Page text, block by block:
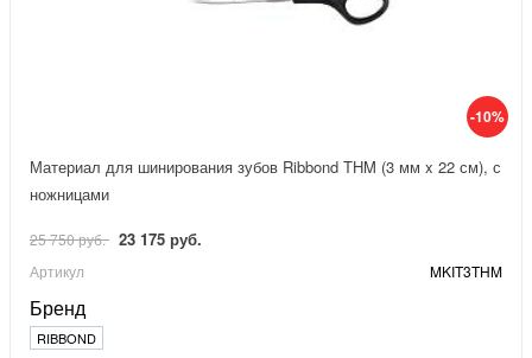
-10%
Материал для шинирования зубов Ribbond THM (3 мм x 22 см), с
ножницами
25 750 руб. 23 175 руб.
Артикул MKIT3THM
Бренд
RIBBOND